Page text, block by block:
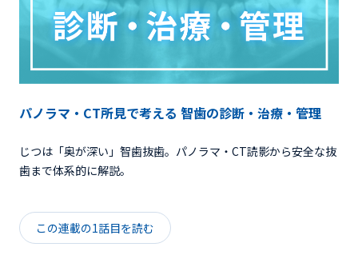
パノラマ・CT所見で考える 智歯の診断・治療・管理
じつは「奥が深い」智歯抜歯。パノラマ・CT読影から安全な抜
歯まで体系的に解説。
この連載の1話目を読む